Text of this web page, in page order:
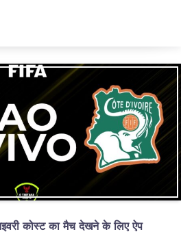
कोस्ट का मैच देखने के लिए ऐप